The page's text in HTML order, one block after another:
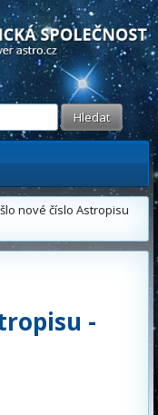
astronomický server
nové číslo Astropisu
-